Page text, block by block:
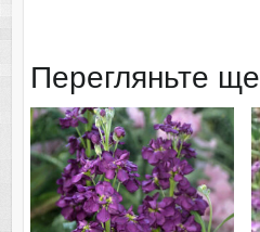
Перегляньте ще